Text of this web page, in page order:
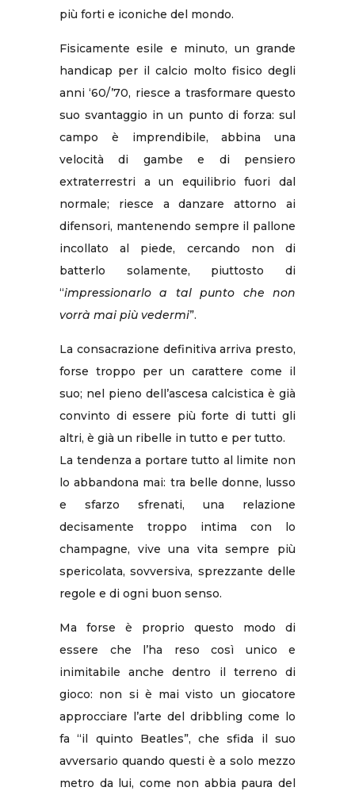
più forti e iconiche del mondo.
Fisicamente esile e minuto, un grande
handicap per il calcio molto fisico degli
anni ‘60/’70, riesce a trasformare questo
suo svantaggio in un punto di forza: sul
campo è imprendibile, abbina una
velocità di gambe e di pensiero
extraterrestri a un equilibrio fuori dal
normale; riesce a danzare attorno ai
difensori, mantenendo sempre il pallone
incollato al piede, cercando non di
batterlo solamente, piuttosto di
“impressionarlo a tal punto che non
vorrà mai più vedermi”.
La consacrazione definitiva arriva presto,
forse troppo per un carattere come il
suo; nel pieno dell’ascesa calcistica è già
convinto di essere più forte di tutti gli
altri, è già un ribelle in tutto e per tutto.
La tendenza a portare tutto al limite non
lo abbandona mai: tra belle donne, lusso
e sfarzo sfrenati, una relazione
decisamente troppo intima con lo
champagne, vive una vita sempre più
spericolata, sovversiva, sprezzante delle
regole e di ogni buon senso.
Ma forse è proprio questo modo di
essere che l’ha reso così unico e
inimitabile anche dentro il terreno di
gioco: non si è mai visto un giocatore
approcciare l’arte del dribbling come lo
fa “il quinto Beatles”, che sfida il suo
avversario quando questi è a solo mezzo
metro da lui, come non abbia paura del